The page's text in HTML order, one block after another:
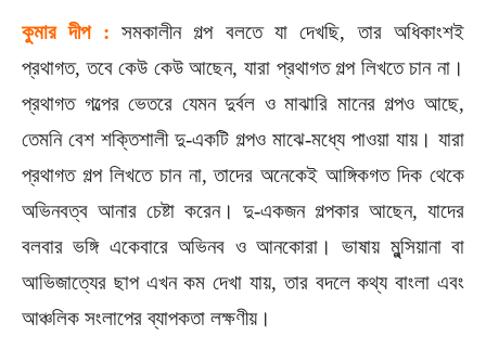
কুমার দীপ : সমকালীন গল্প বলতে যা দেখছি, তার অধিকাংশই
প্রথাগত, তবে কেউ কেউ আছেন, যারা প্রথাগত গল্প লিখতে চান না।
প্রথাগত গল্পের ভেতরে যেমন দুর্বল ও মাঝারি মানের গল্পও আছে,
তেমনি বেশ শক্তিশালী দু-একটি গল্পও মাঝে-মধ্যে পাওয়া যায়। যারা
প্রথাগত গল্প লিখতে চান না, তাদের অনেকেই আঙ্গিকগত দিক থেকে
অভিনবত্ব আনার চেষ্টা করেন। দু-একজন গল্পকার আছেন, যাদের
বলবার ভঙ্গি একেবারে অভিনব ও আনকোরা। ভাষায় মুন্সিয়ানা বা
আভিজাত্যের ছাপ এখন কম দেখা যায়, তার বদলে কথ্য বাংলা এবং
আঞ্চলিক সংলাপের ব্যাপকতা লক্ষণীয়।